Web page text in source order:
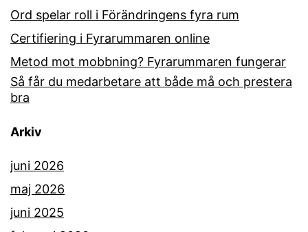
Ord spelar roll i Förändringens fyra rum
Certifiering i Fyrarummaren online
Metod mot mobbning? Fyrarummaren fungerar
Så får du medarbetare att både må och prestera
bra
Arkiv
juni 2026
maj 2026
juni 2025